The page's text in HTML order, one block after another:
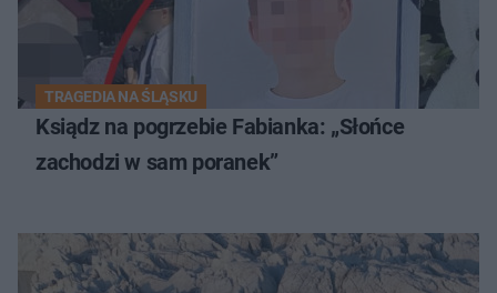
TRAGEDIA NA ŚLĄSKU
Ksiądz na pogrzebie Fabianka: „Słońce
zachodzi w sam poranek”